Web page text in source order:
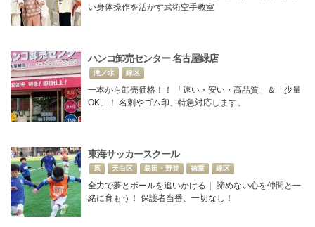
い身体操作を活かす武術空手教室
ハンコ卸売センター 名古屋緑店
滝ノ水 緑区
一本から卸売価格！！ 「速い・安い・高品質」＆「少量
OK」！ 名刺やゴム印、特急対応します。
東海サッカースクール
原 天白区 島田・野並 徳重 緑区
全力で夢とボールを追いかける｜ 諦めない心を仲間と一
緒に育もう！ 保護者当番、一切なし！